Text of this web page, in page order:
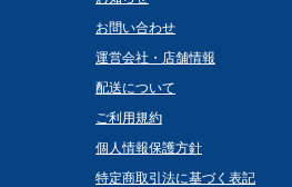
お問い合わせ
運営会社・店舗情報
配送について
ご利用規約
個人情報保護方針
特定商取引法に基づく表記